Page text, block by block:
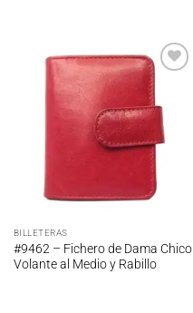
Añadir
lista de
deseos
BILLETERAS
#9462 – Fichero de Dama Chico
Volante al Medio y Rabillo